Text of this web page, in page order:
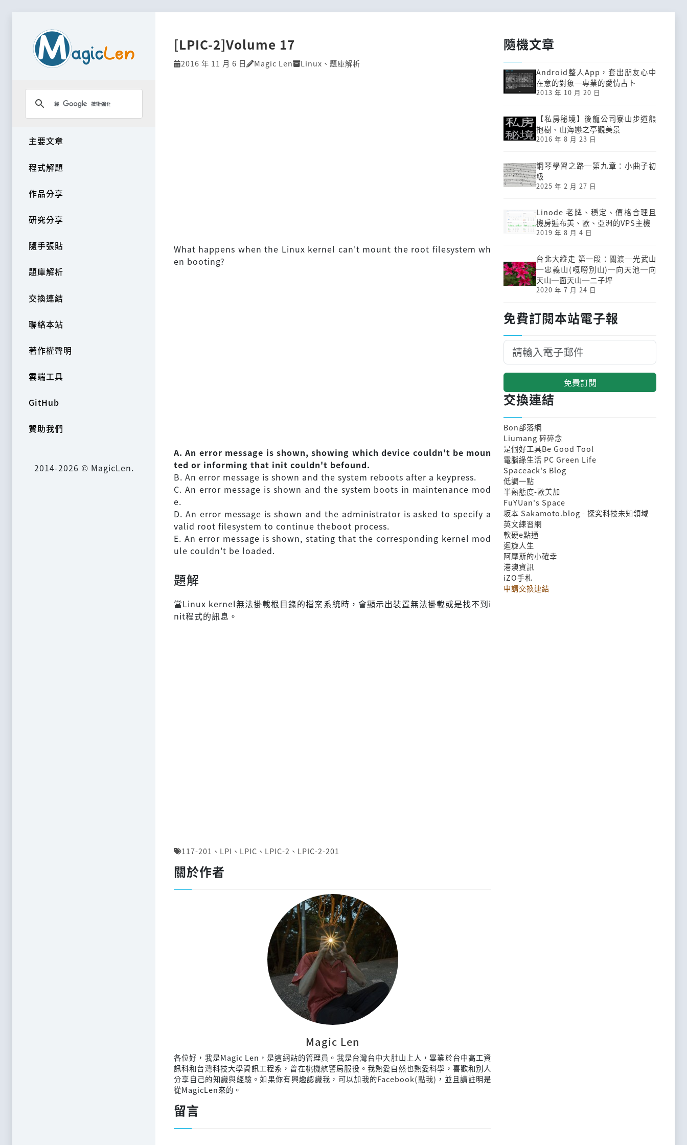
主要文章
程式解題
作品分享
研究分享
隨手張貼
題庫解析
交換連結
聯絡本站
著作權聲明
雲端工具
GitHub
贊助我們
2014-2026 © MagicLen.
[LPIC-2]Volume 17
2016 年 11 月 6 日 Magic Len Linux 、 題庫解析
What happens when the Linux kernel can't mount the root filesystem wh
en booting?
A. An error message is shown, showing which device couldn't be moun
ted or informing that init couldn't befound.
B. An error message is shown and the system reboots after a keypress.
C. An error message is shown and the system boots in maintenance mod
e.
D. An error message is shown and the administrator is asked to specify a
valid root filesystem to continue theboot process.
E. An error message is shown, stating that the corresponding kernel mod
ule couldn't be loaded.
題解
當Linux kernel無法掛載根目錄的檔案系統時，會顯示出裝置無法掛載或是找不到i
nit程式的訊息。
117-201 、 LPI 、 LPIC 、 LPIC-2 、 LPIC-2-201
關於作者
Magic Len
各位好，我是Magic Len，是這網站的管理員。我是台灣台中大肚山上人，畢業於台中高工資
訊科和台灣科技大學資訊工程系，曾在桃機航警局服役。我熱愛自然也熱愛科學，喜歡和別人
分享自己的知識與經驗。如果你有興趣認識我，可以加我的Facebook(點我) ，並且請註明是
從MagicLen來的。
留言
隨機文章
Android整人App，套出朋友心中
在意的對象─專業的愛情占卜
2013 年 10 月 20 日
【私房秘境】後龍公司寮山步道熊
抱樹、山海戀之亭觀美景
2016 年 8 月 23 日
鋼琴學習之路─第九章：小曲子初
級
2025 年 2 月 27 日
Linode 老牌、穩定、價格合理且
機房遍布美、歐、亞洲的VPS主機
2019 年 8 月 4 日
台北大縱走 第一段：關渡─光武山
─忠義山(嘎嘮別山)─向天池─向
天山─面天山─二子坪
2020 年 7 月 24 日
免費訂閱本站電子報
免費訂閱
交換連結
Bon部落網
Liumang 碎碎念
是個好工具Be Good Tool
電腦綠生活 PC Green Life
Spaceack's Blog
低調一點
半熟態度-歐美加
FuYUan's Space
坂本 Sakamoto.blog - 探究科技未知領域
英文練習網
軟硬e點通
迴旋人生
阿摩斯的小確幸
港澳資訊
iZO手札
申請交換連結